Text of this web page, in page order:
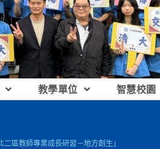
教學單位 智慧校園
區教師專業成長研習－地方創生」